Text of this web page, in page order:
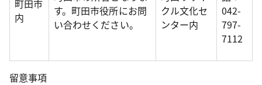
町田市
内
す。町田市役所にお問
い合わせください。
クル文化セ
ンター内
042-
797-
7112
留意事項